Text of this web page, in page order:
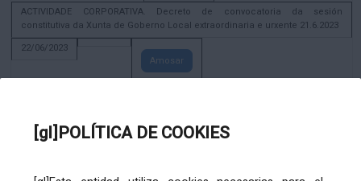
[gl]POLÍTICA DE COOKIES
ACTIVIDADE CORPORATIVA. Decreto de convocatoria da sesión
constitutiva da Xunta de Goberno Local extraordinaria e urxente 21.6.2023
22/06/2023
Amosar
Amosar